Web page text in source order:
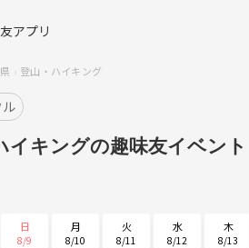
アプリ
登山・ハイキング
イキングの趣味友イベン
日
8/9
月
8/10
火
8/11
水
8/12
木
8/13